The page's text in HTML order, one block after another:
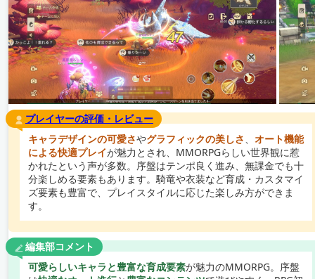
プレイヤーの評価・レビュー
キャラデザインの可愛さやグラフィックの美しさ、 オート機能
による快適プレイが魅力とされ、MMORPGらしい世界観に惹
かれたという声が多数。序盤はテンポ良く進み、無課金でも十
分楽しめる要素もあります。騎竜や衣装など育成・カスタマイ
ズ要素も豊富で、プレイスタイルに応じた楽しみ方ができま
す。
編集部コメント
可愛らしいキャラと豊富な育成要素が魅力のMMORPG。序盤